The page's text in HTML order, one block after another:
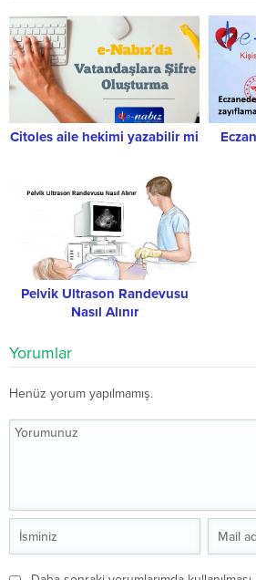
Citoles aile hekimi yazabilir mi
Pelvik Ultrason Randevusu
Nasıl Alınır
Yorumlar
Henüz yorum yapılmamış.